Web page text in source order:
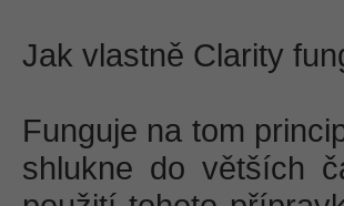
Jak vlastně Clarity
Funguje na tom
shlukne do větších